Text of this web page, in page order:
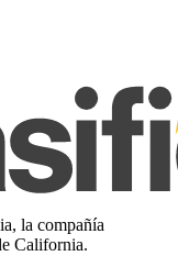
la compañía
California.